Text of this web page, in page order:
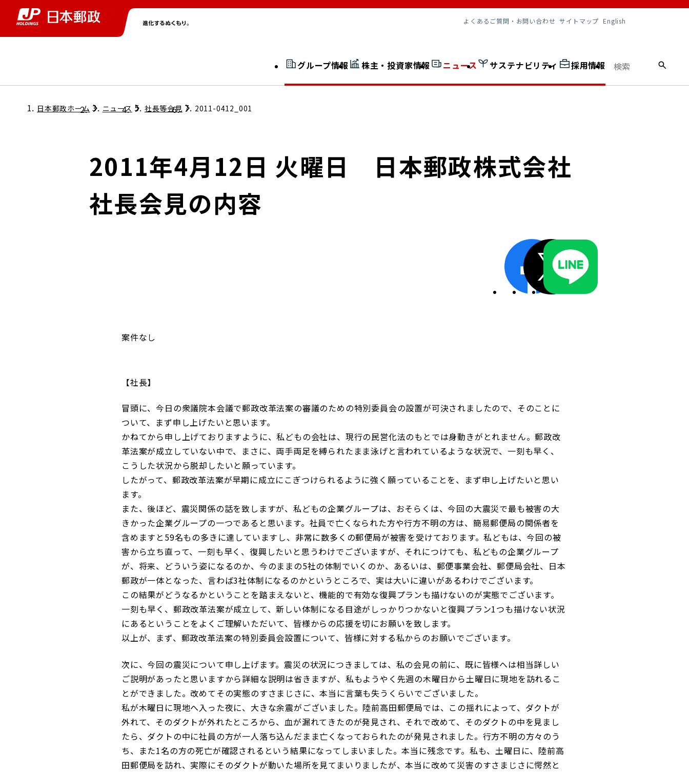
よくあるご質問・お問い合わせ サイトマップ English
グループ情報
グループ情報トップ 社長室通信
JP 改革実行委員会
広告ギャラリー
株主・投資家情報
株主・投資家情報トップ
個人投資家のみなさまへ
ディスクロージャーポリシー／適時開示体制
ニュース
ニューストップ
サステナビリティ
サステナビリティトップ
担当役員メッセージ
サステナビリティマネジメント
開示情報検索
採用情報
採用情報トップ
日本郵政ホーム ニュース 社長等会見 2011-0412_001
2011年4月12日 火曜日 日本郵政株式会社
社長会見の内容
案件なし
社長
冒頭に、今日の衆議院本会議で郵政改革法案の審議のための特別委員会の設置が可決されましたので、そのことに
ついて、まず申し上げたいと思います。
かねてから申し上げておりますように、私どもの会社は、現行の民営化法のもとでは身動きがとれません。郵政改
革法案が成立していない中で、まさに、両手両足を縛られたまま泳げと言われているような状況で、一刻も早く、
こうした状況から脱却したいと願っています。
したがって、郵政改革法案が早期に成立にこぎつけられるように強く願っていることを、まず申し上げたいと思い
ます。
また、後ほど、震災関係の話を致しますが、私どもの企業グループは、おそらくは、今回の大震災で最も被害の大
きかった企業グループの一つであると思います。社員で亡くなられた方や行方不明の方は、簡易郵便局の関係者を
含めますと59名もの多きに達していますし、非常に数多くの郵便局が被害を受けております。私どもは、今回の被
害から立ち直って、一刻も早く、復興したいと思うわけでございますが、それにつけても、私どもの企業グループ
が、将来、どういう姿になるのか、今のままの5社の体制でいくのか、あるいは、郵便事業会社、郵便局会社、日本
郵政が一体となった、言わば3社体制になるのかというところで、実は大いに違いがあるわけでございます。
この結果がどうなるかということを踏まえないと、機能的で有効な復興プランも描けないのが実態でございます。
一刻も早く、郵政改革法案が成立して、新しい体制になる目途がしっかりつかないと復興プラン1つも描けない状況
にあるということをよくご理解いただいて、皆様からの応援を切にお願いを致します。
以上が、まず、郵政改革法案の特別委員会設置について、皆様に対する私からのお願いでございます。
次に、今回の震災について申し上げます。震災の状況につきましては、私の会見の前に、既に皆様へは相当詳しい
ご説明があったと思いますから詳細な説明は省きますが、私もようやく先週の木曜日から土曜日に現地を訪れるこ
とができました。改めてその実態のすさまじさに、本当に言葉も失うくらいでございました。
私が木曜日に現地へ入った夜に、大きな余震がございました。陸前高田郵便局では、この揺れによって、ダクトが
外れて、そのダクトが外れたところから、血が漏れてきたのが発見され、それで改めて、そのダクトの中を見まし
たら、ダクトの中に社員の方が一人落ち込んだまま亡くなっておられたのが発見されました。行方不明の方々のう
ち、また1名の方の死亡が確認されるという結果になってしまいました。本当に残念です。私も、土曜日に、陸前高
田郵便局を訪れ、実際にそのダクトが動いた場所を見てまいりましたが、本当に改めて災害のすさまじさに愕然と